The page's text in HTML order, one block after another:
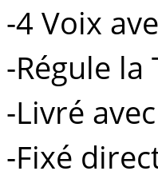
-4 Voix
-Régule
-Livré
-Fixé